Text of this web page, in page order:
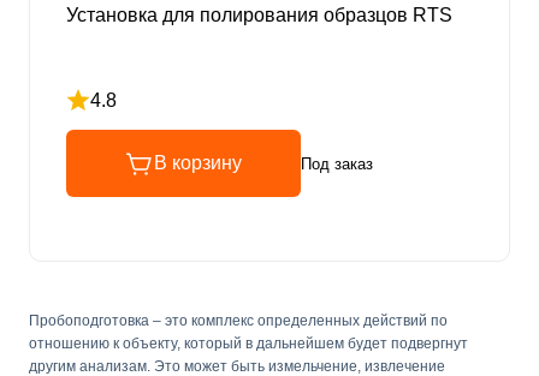
Установка для полирования образцов RTS
4.8
Рейтинг 4.8 из 5
В корзину Под заказ
Пробоподготовка – это комплекс определенных действий по
отношению к объекту, который в дальнейшем будет подвергнут
другим анализам. Это может быть измельчение, извлечение